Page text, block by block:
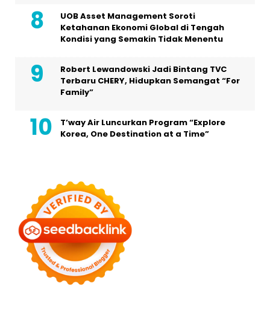
UOB Asset Management Soroti
Ketahanan Ekonomi Global di Tengah
Kondisi yang Semakin Tidak Menentu
Robert Lewandowski Jadi Bintang TVC
Terbaru CHERY, Hidupkan Semangat “For
Family”
T’way Air Luncurkan Program “Explore
Korea, One Destination at a Time”